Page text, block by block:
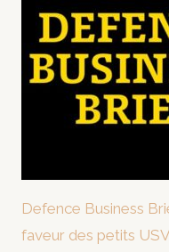
Defence Business
faveur des petits